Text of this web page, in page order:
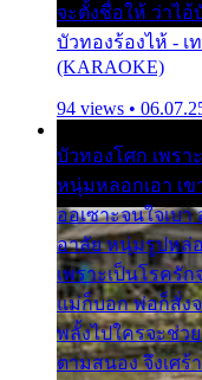
จะตั้งชื่อให้ ว่าไอ้
บัวทองร้องไห้ -
(KARAOKE)
94 views •
บัวทองโศก เพร
หนุ่มหลอกเอา เ
ออเซาะจนใจเบา
อาลัย หนุ่มรูปหล่
เพราะเป็นโรครั
แม่ก็บอก พ่อก็สั่ง
พลั้งไปใครจะช่ว
ตามสนอง จึงเศร้